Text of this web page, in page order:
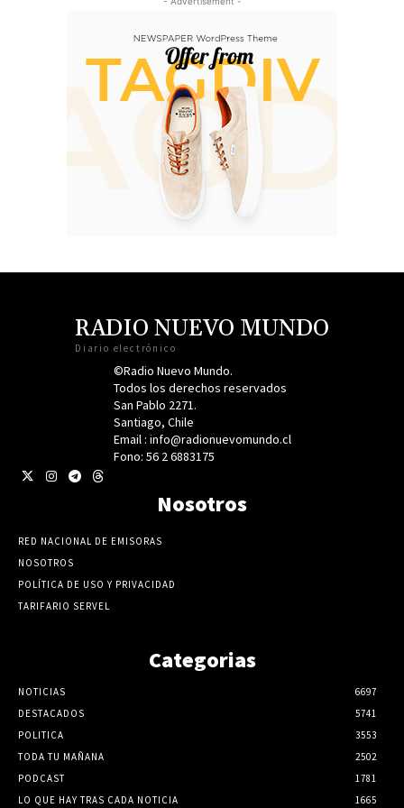
RADIO NUEVO MUNDO
Diario electrónico
©Radio Nuevo Mundo.
Todos los derechos reservados
San Pablo 2271.
Santiago, Chile
Email : info@radionuevomundo.cl
Fono: 56 2 6883175
Nosotros
RED NACIONAL DE EMISORAS
NOSOTROS
POLÍTICA DE USO Y PRIVACIDAD
TARIFARIO SERVEL
Categorias
NOTICIAS
6697
DESTACADOS
5741
POLITICA
3553
TODA TU MAÑANA
2502
PODCAST
1781
LO QUE HAY TRAS CADA NOTICIA
1665